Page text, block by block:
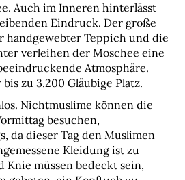
Auch im Inneren hinterlässt
Eindruck. Der große
handgewebter Teppich und die
verleihen der Moschee eine
Atmosphäre.
zu 3.200 Gläubige Platz.
Nichtmuslime können die
besuchen,
da dieser Tag den Muslimen
Kleidung ist zu
Knie müssen bedeckt sein,